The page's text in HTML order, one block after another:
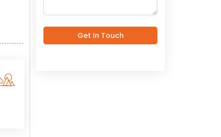
Get In Touch